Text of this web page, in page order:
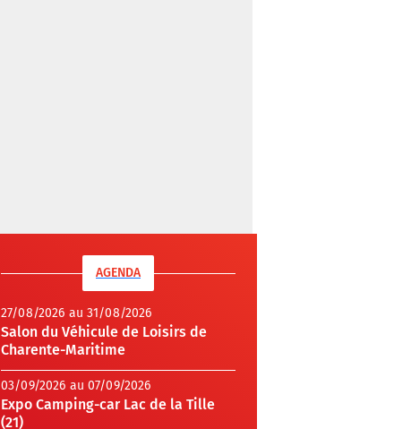
AGENDA
27/08/2026 au 31/08/2026
Salon du Véhicule de Loisirs de
Charente-Maritime
03/09/2026 au 07/09/2026
Expo Camping-car Lac de la Tille
(21)